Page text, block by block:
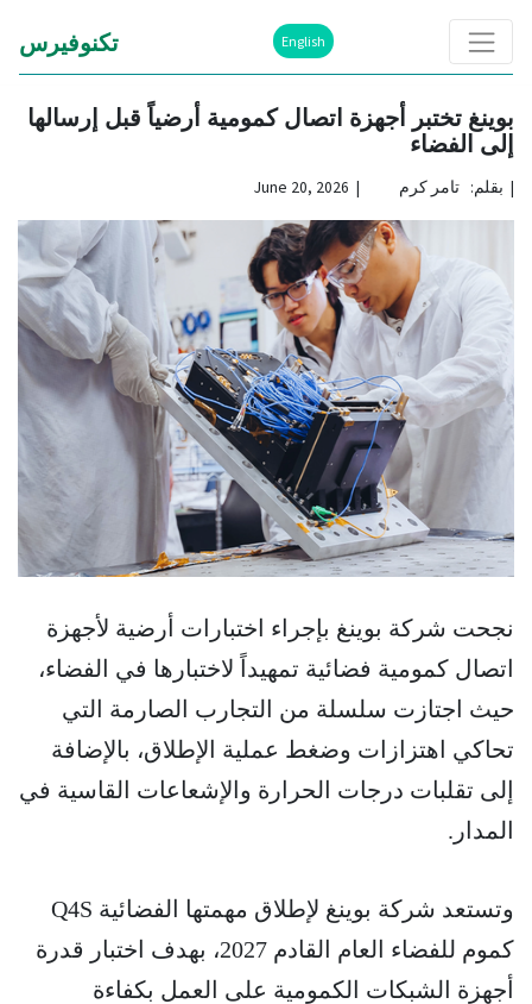
English تكنوفيرس
بوينغ تختبر أجهزة اتصال كمومية أرضياً قبل إرسالها
إلى الفضاء
| بقلم: تامر كرم | June 20, 2026
نجحت شركة بوينغ بإجراء اختبارات أرضية لأجهزة
اتصال كمومية فضائية تمهيداً لاختبارها في الفضاء،
حيث اجتازت سلسلة من التجارب الصارمة التي
تحاكي اهتزازات وضغط عملية الإطلاق، بالإضافة
إلى تقلبات درجات الحرارة والإشعاعات القاسية في
المدار.
وتستعد شركة بوينغ لإطلاق مهمتها الفضائية Q4S
كموم للفضاء العام القادم 2027، بهدف اختبار قدرة
أجهزة الشبكات الكمومية على العمل بكفاءة